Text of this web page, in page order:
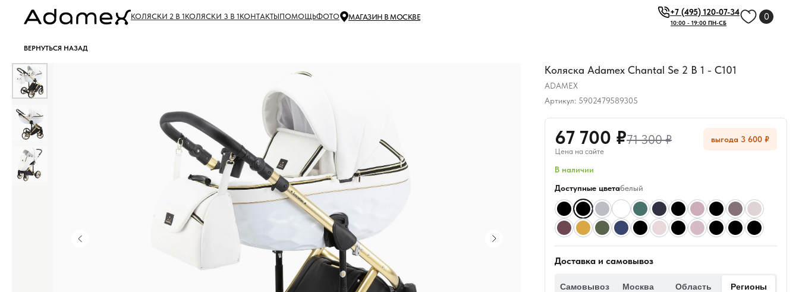
КОЛЯСКИ 2 В 1КОЛЯСКИ 3 В 1КОНТАКТЫПОМОЩЬФОТО МАГАЗИН В МОСКВЕ +7 (495) 120-07-34
10:00 - 19:00 ПН-СБ
0
ВЕРНУТЬСЯ НАЗАД
Коляска Adamex Chantal Se 2 В 1 - C101
ADAMEX
Артикул: 5902479589305
67 700 ₽71 300 ₽
Цена на сайте
выгода 3 600 ₽
В наличии
Доступные цветабелый
Доставка и самовывоз
Самовывоз Москва Область Регионы